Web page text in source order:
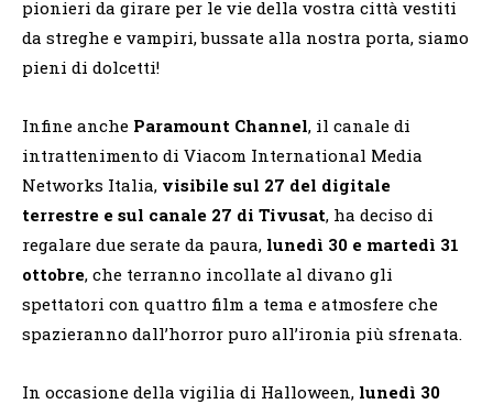
pionieri da girare per le vie della vostra città vestiti
da streghe e vampiri, bussate alla nostra porta, siamo
pieni di dolcetti!
Infine anche Paramount Channel, il canale di
intrattenimento di Viacom International Media
Networks Italia, visibile sul 27 del digitale
terrestre e sul canale 27 di Tivusat, ha deciso di
regalare due serate da paura, lunedì 30 e martedì 31
ottobre, che terranno incollate al divano gli
spettatori con quattro film a tema e atmosfere che
spazieranno dall’horror puro all’ironia più sfrenata.
In occasione della vigilia di Halloween, lunedì 30